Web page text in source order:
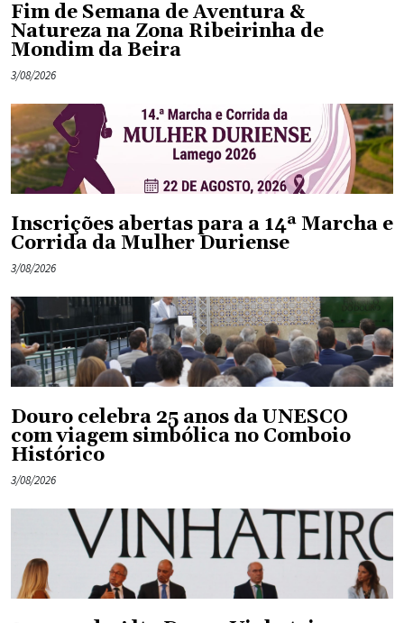
Fim de Semana de Aventura &
Natureza na Zona Ribeirinha de
Mondim da Beira
3/08/2026
Inscrições abertas para a 14ª Marcha e
Corrida da Mulher Duriense
3/08/2026
Douro celebra 25 anos da UNESCO
com viagem simbólica no Comboio
Histórico
3/08/2026